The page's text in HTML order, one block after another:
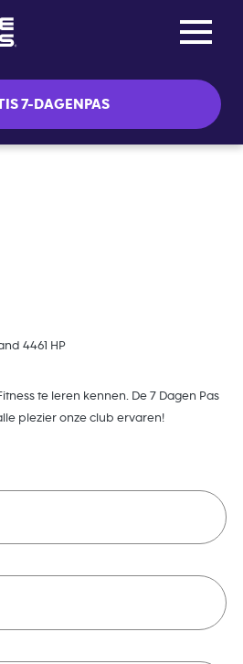
7-DAGENPAS
4461 HP
te leren kennen. De 7 Dagen Pas
plezier onze club ervaren!